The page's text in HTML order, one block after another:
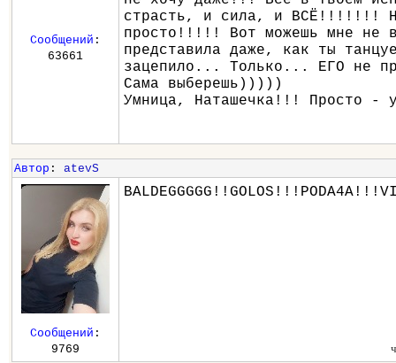
страсть, и сила, и ВСЁ!!!!!!!
просто!!!!! Вот можешь мне не
представила даже, как ты
зацепило... Только... ЕГО не
Сама выберешь)))))
Умница, Наташечка!!! Просто -
Сообщений :
63661
Автор : atevS
Сообщений :
9769